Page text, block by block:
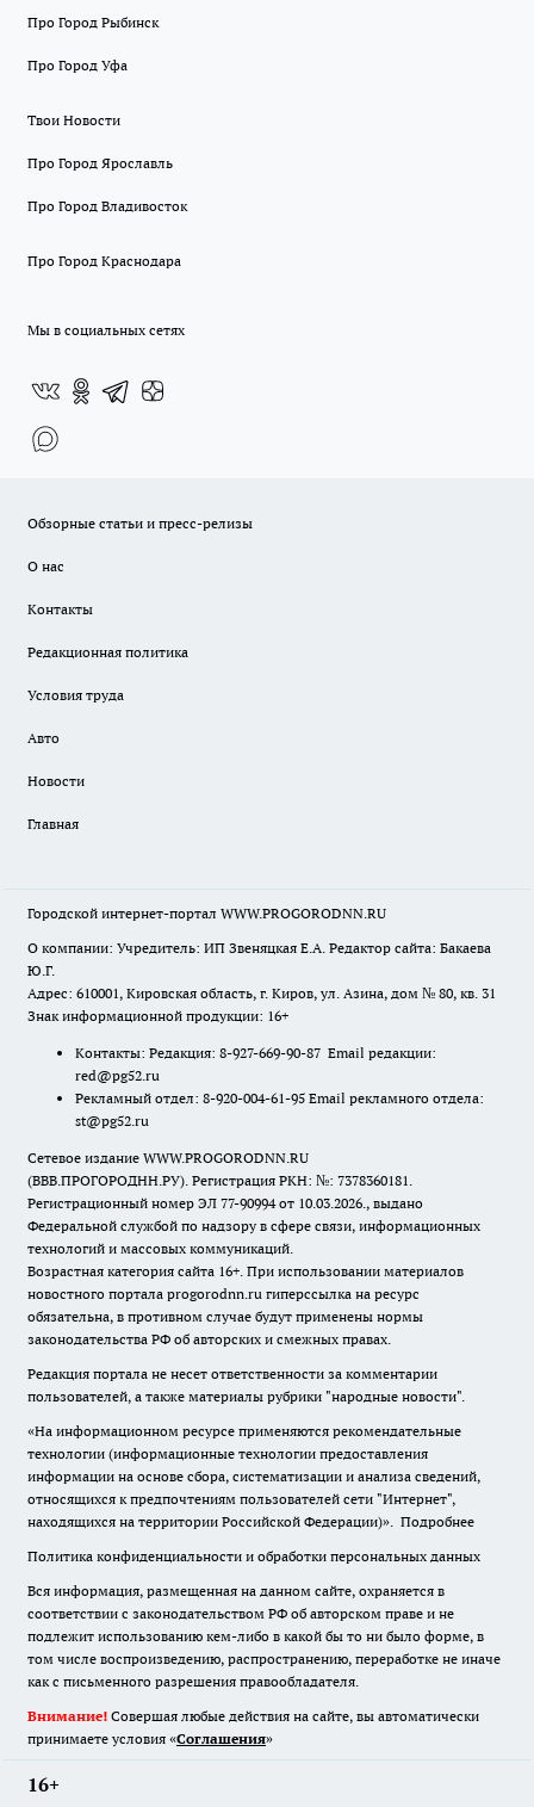
Про Город Рыбинск
Про Город Уфа
Твои Новости
Про Город Ярославль
Про Город Владивосток
Про Город Краснодара
Мы в социальных сетях
Обзорные статьи и пресс-релизы
О нас
Контакты
Редакционная политика
Условия труда
Авто
Новости
Главная
Городской интернет-портал WWW.PROGORODNN.RU
О компании: Учредитель: ИП Звеняцкая Е.А. Редактор сайта: Бакаева
Ю.Г.
Адрес: 610001, Кировская область, г. Киров, ул. Азина, дом № 80, кв. 31
Знак информационной продукции: 16+
Контакты: Редакция: 8-927-669-90-87 Email редакции:
red@pg52.ru
Рекламный отдел: 8-920-004-61-95 Email рекламного отдела:
st@pg52.ru
Сетевое издание WWW.PROGORODNN.RU
(ВВВ.ПРОГОРОДНН.РУ). Регистрация РКН: №: 7378360181.
Регистрационный номер ЭЛ 77-90994 от 10.03.2026., выдано
Федеральной службой по надзору в сфере связи, информационных
технологий и массовых коммуникаций.
Возрастная категория сайта 16+. При использовании материалов
новостного портала progorodnn.ru гиперссылка на ресурс
обязательна, в противном случае будут применены нормы
законодательства РФ об авторских и смежных правах.
Редакция портала не несет ответственности за комментарии
пользователей, а также материалы рубрики "народные новости".
«На информационном ресурсе применяются рекомендательные
технологии (информационные технологии предоставления
информации на основе сбора, систематизации и анализа сведений,
относящихся к предпочтениям пользователей сети "Интернет",
находящихся на территории Российской Федерации)». Подробнее
Политика конфиденциальности и обработки персональных данных
Вся информация, размещенная на данном сайте, охраняется в
соответствии с законодательством РФ об авторском праве и не
подлежит использованию кем-либо в какой бы то ни было форме, в
том числе воспроизведению, распространению, переработке не иначе
как с письменного разрешения правообладателя.
Внимание! Совершая любые действия на сайте, вы автоматически
принимаете условия «Cоглашения»
16+